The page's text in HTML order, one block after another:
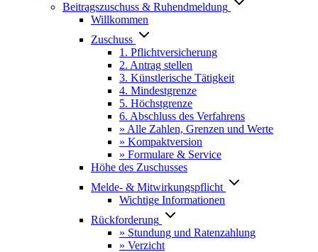
Beitragszuschuss & Ruhendmeldung
Willkommen
Zuschuss
1. Pflichtversicherung
2. Antrag stellen
3. Künstlerische Tätigkeit
4. Mindestgrenze
5. Höchstgrenze
6. Abschluss des Verfahrens
» Alle Zahlen, Grenzen und Werte
» Kompaktversion
» Formulare & Service
Höhe des Zuschusses
Melde- & Mitwirkungspflicht
Wichtige Informationen
Rückforderung
» Stundung und Ratenzahlung
» Verzicht